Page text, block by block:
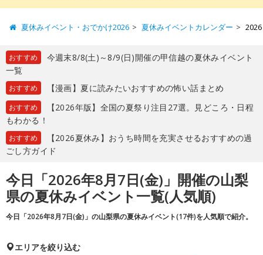
夏休みイベント・おでかけ2026 夏休みイベントカレンダー
おすすめ
今週末8/8(土)～8/9(日)開催の甲信越の夏休みイベント
一覧
おすすめ 【漫画】夏に読みたいおすすめの怖い話まとめ
おすすめ
【2026年版】全国の夏祭り注目27選。見どころ・日程
もわかる！
おすすめ
【2026夏休み】おうち時間を充実させるおすすめの過
ごし方ガイド
今日「2026年8月7日(金)」開催の山梨
県の夏休みイベント一覧(人気順)
今日「2026年8月7日(金)」の山梨県の夏休みイベント(17件)を人気順で紹介。
エリアを絞り込む